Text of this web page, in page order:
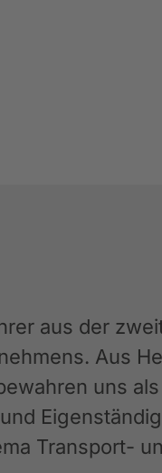
aus der
Aus
uns als
Transport-